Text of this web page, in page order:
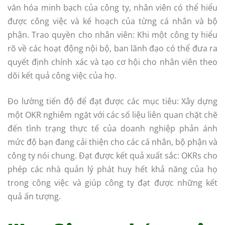
văn hóa minh bạch của công ty, nhân viên có thể hiểu
được công việc và kế hoạch của từng cá nhân và bộ
phận. Trao quyền cho nhân viên: Khi một công ty hiểu
rõ về các hoạt động nội bộ, ban lãnh đạo có thể đưa ra
quyết định chính xác và tạo cơ hội cho nhân viên theo
dõi kết quả công việc của họ.
Đo lường tiến độ để đạt được các mục tiêu: Xây dựng
một OKR nghiêm ngặt với các số liệu liên quan chặt chẽ
đến tình trạng thực tế của doanh nghiệp phản ánh
mức độ bạn đang cải thiện cho các cá nhân, bộ phận và
công ty nói chung. Đạt được kết quả xuất sắc: OKRs cho
phép các nhà quản lý phát huy hết khả năng của họ
trong công việc và giúp công ty đạt được những kết
quả ấn tượng.